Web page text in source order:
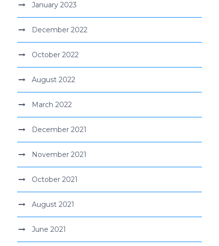
January 2023
December 2022
October 2022
August 2022
March 2022
December 2021
November 2021
October 2021
August 2021
June 2021